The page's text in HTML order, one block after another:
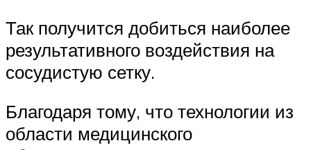
Так получится добиться наиболее
результативного воздействия на
сосудистую сетку.
Благодаря тому, что технологии из
области медицинского